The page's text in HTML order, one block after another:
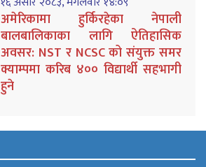
अमेरिकामा हुर्किरहेका नेपाली
बालबालिकाका लागि ऐतिहासिक
अवसर: NST र NCSC को संयुक्त समर
क्याम्पमा करिब ४०० विद्यार्थी सहभागी
हुने